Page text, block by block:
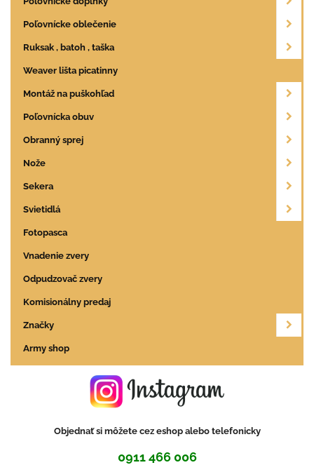
Poľovnícke oblečenie
Ruksak , batoh , taška
Weaver lišta picatinny
Montáž na puškohľad
Poľovnícka obuv
Obranný sprej
Nože
Sekera
Svietidlá
Fotopasca
Vnadenie zvery
Odpudzovač zvery
Komisionálny predaj
Značky
Army shop
Objednať si môžete cez eshop alebo telefonicky
0911 466 006